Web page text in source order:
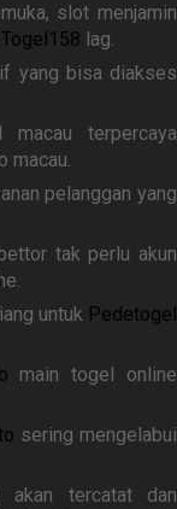
slot menjamin
Togel158 lag.
yang bisa diakses
terpercaya
macau.
pelanggan yang
tak perlu akun
untuk Pedetogel
main togel online
sering mengelabui
akan tercatat dan